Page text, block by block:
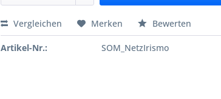
Vergleichen Merken Bewerten
Artikel-Nr.: SOM_NetzIrismo